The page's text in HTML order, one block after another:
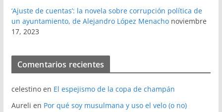
‘Ajuste de cuentas’: la novela sobre corrupción política de
un ayuntamiento, de Alejandro López Menacho noviembre
17, 2023
Comentarios recientes
celestinoen El espejismo de la copa de champán
Aureli en Por qué soy musulmana y uso el velo (o no)